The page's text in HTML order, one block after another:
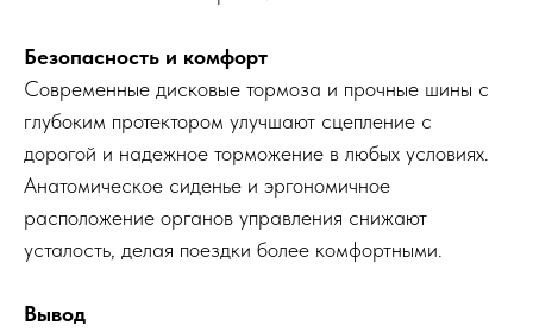
Безопасность и комфорт
Современные дисковые тормоза и прочные шины с
глубоким протектором улучшают сцепление с
дорогой и надежное торможение в любых условиях.
Анатомическое сиденье и эргономичное
расположение органов управления снижают
усталость, делая поездки более комфортными.
Вывод